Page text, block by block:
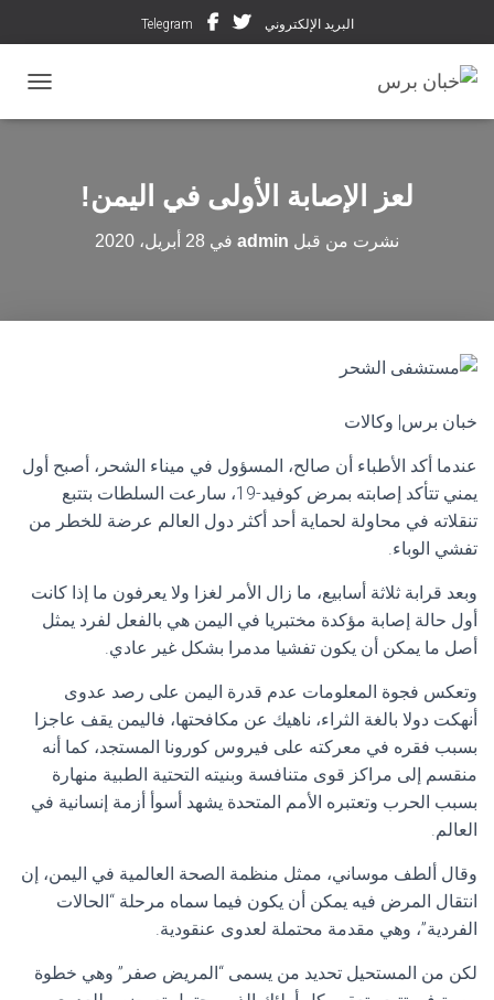
البريد الإلكتروني Telegram
لعز الإصابة الأولى في اليمن!
نشرت من قبل admin في 28 أبريل، 2020
خبان برس| وكالات
عندما أكد الأطباء أن صالح، المسؤول في ميناء الشحر، أصبح أول
يمني تتأكد إصابته بمرض كوفيد-19، سارعت السلطات بتتبع
تنقلاته في محاولة لحماية أحد أكثر دول العالم عرضة للخطر من
تفشي الوباء.
وبعد قرابة ثلاثة أسابيع، ما زال الأمر لغزا ولا يعرفون ما إذا كانت
أول حالة إصابة مؤكدة مختبريا في اليمن هي بالفعل لفرد يمثل
أصل ما يمكن أن يكون تفشيا مدمرا بشكل غير عادي.
وتعكس فجوة المعلومات عدم قدرة اليمن على رصد عدوى
أنهكت دولا بالغة الثراء، ناهيك عن مكافحتها، فاليمن يقف عاجزا
بسبب فقره في معركته على فيروس كورونا المستجد، كما أنه
منقسم إلى مراكز قوى متنافسة وبنيته التحتية الطبية منهارة
بسبب الحرب وتعتبره الأمم المتحدة يشهد أسوأ أزمة إنسانية في
العالم.
وقال ألطف موساني، ممثل منظمة الصحة العالمية في اليمن، إن
انتقال المرض فيه يمكن أن يكون فيما سماه مرحلة “الحالات
الفردية”، وهي مقدمة محتملة لعدوى عنقودية.
لكن من المستحيل تحديد من يسمى “المريض صفر” وهي خطوة